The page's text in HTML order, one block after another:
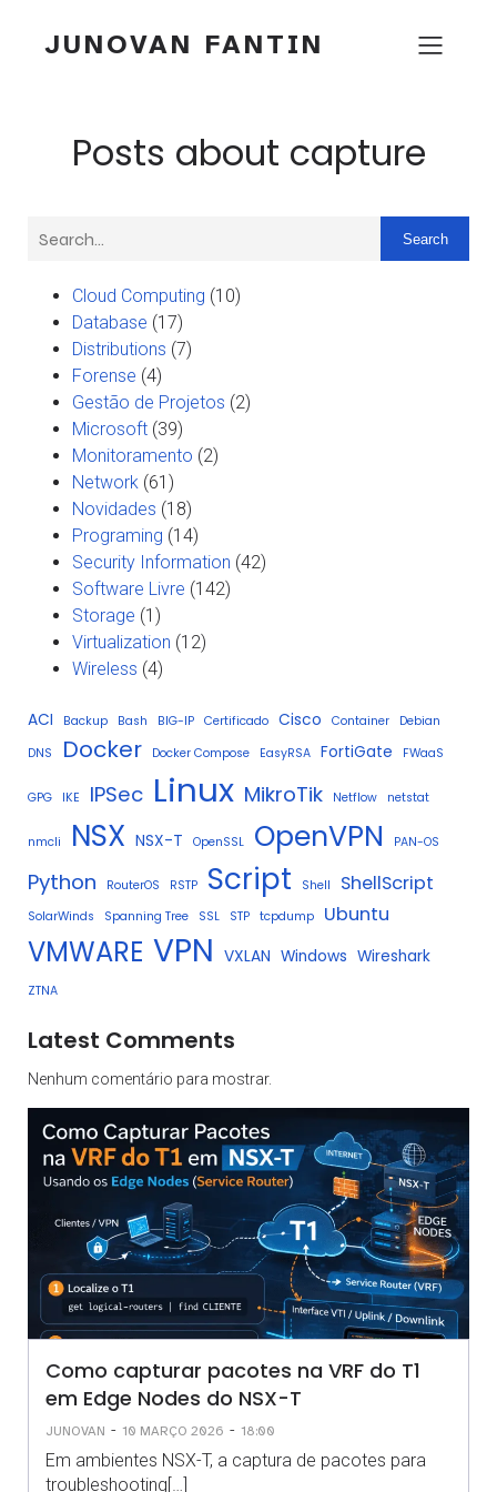
JUNOVAN FANTIN
Posts about capture
Search
Cloud Computing (10)
Database (17)
Distributions (7)
Forense (4)
Gestão de Projetos (2)
Microsoft (39)
Monitoramento (2)
Network (61)
Novidades (18)
Programing (14)
Security Information (42)
Software Livre (142)
Storage (1)
Virtualization (12)
Wireless (4)
ACI Backup Bash BIG-IP Certificado Cisco Container
Debian
DNS
Docker Docker Compose EasyRSA FortiGate FWaaS
GPG IKE IPSec Linux MikroTik Netflow netstat
nmcli NSX NSX-T OpenSSL OpenVPN PAN-OS
Python RouterOS RSTP Script Shell ShellScript
SolarWinds Spanning Tree SSL STP tcpdump Ubuntu
VMWARE VPN VXLAN Windows Wireshark
ZTNA
Latest Comments
Nenhum comentário para mostrar.
Como capturar pacotes na VRF do T1
em Edge Nodes do NSX-T
JUNOVAN - 10 MARÇO 2026 - 18:00
Em ambientes NSX-T, a captura de pacotes para
troubleshooting[…]